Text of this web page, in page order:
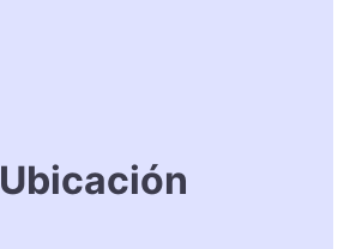
Ubicación